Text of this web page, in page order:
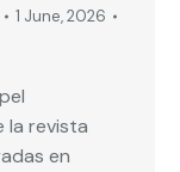
1 June, 2026
la revista
en